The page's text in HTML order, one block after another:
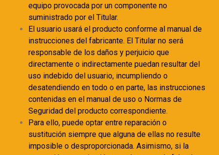
equipo provocada por un componente no
suministrado por el Titular.
El usuario usará el producto conforme al manual de
instrucciones del fabricante. El Titular no será
responsable de los daños y perjuicio que
directamente o indirectamente puedan resultar del
uso indebido del usuario, incumpliendo o
desatendiendo en todo o en parte, las instrucciones
contenidas en el manual de uso o Normas de
Seguridad del producto correspondiente.
Para ello, puede optar entre reparación o
sustitución siempre que alguna de ellas no resulte
imposible o desproporcionada. Asimismo, si la